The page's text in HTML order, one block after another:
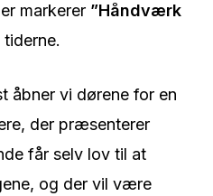
markerer ”Håndværk
åbner vi dørene for en
der præsenterer
får selv lov til at
og der vil være